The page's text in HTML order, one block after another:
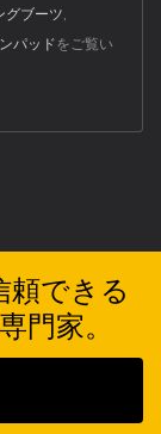
グブーツ
パッドをご覧い
頼できる
門家。